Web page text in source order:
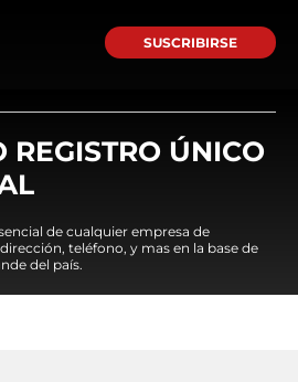
SUSCRIBIRSE
REGISTRO ÚNICO
de cualquier empresa de
teléfono, y mas en la base de
del país.